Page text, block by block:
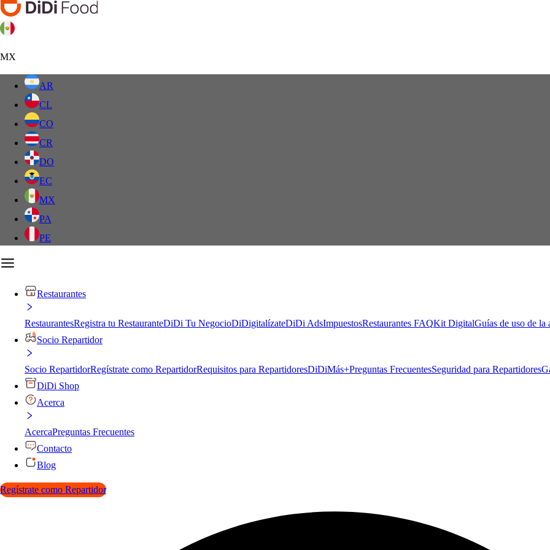
MX
AR
CL
CO
CR
DO
EC
MX
PA
PE
Restaurantes
RestaurantesRegistra tu RestauranteDiDi Tu NegocioDiDigitalízateDiDi AdsImpuestosRestaurantes FAQKit DigitalGuías de uso de la
Socio Repartidor
Socio RepartidorRegístrate como RepartidorRequisitos para RepartidoresDiDiMás+Preguntas FrecuentesSeguridad para Repartidores
DiDi Shop
Acerca
AcercaPreguntas Frecuentes
Contacto
Blog
Regístrate como Repartidor